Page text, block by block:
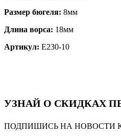
Размер бюгеля: 8мм
Длина ворса: 18мм
Артикул: E230-10
УЗНАЙ О СКИДКАХ
ПОДПИШИСЬ НА НОВОСТИ